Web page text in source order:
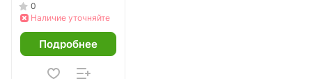
0
Наличие уточняйте
Подробнее